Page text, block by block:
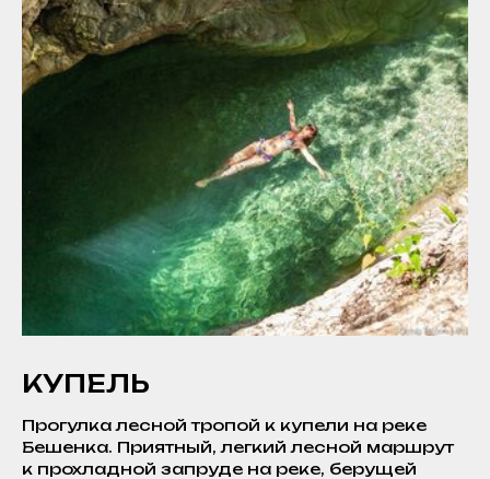
КУПЕЛЬ
Прогулка лесной тропой к купели на реке
Бешенка. Приятный, легкий лесной маршрут
к прохладной запруде на реке, берущей